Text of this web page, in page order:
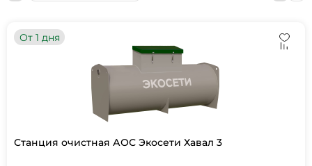
От 1 дня
Станция очистная АОС Экосети Хавал 3